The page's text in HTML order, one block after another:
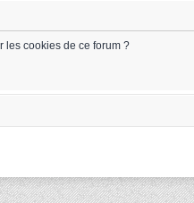
les cookies de ce forum ?